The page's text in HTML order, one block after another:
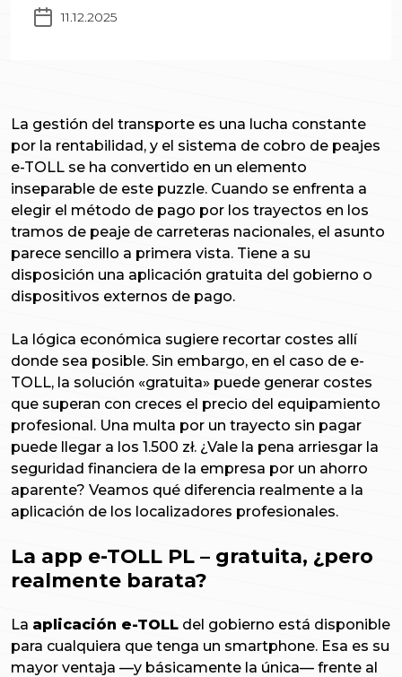
11.12.2025
La gestión del transporte es una lucha constante
por la rentabilidad, y el sistema de cobro de peajes
e-TOLL se ha convertido en un elemento
inseparable de este puzzle. Cuando se enfrenta a
elegir el método de pago por los trayectos en los
tramos de peaje de carreteras nacionales, el asunto
parece sencillo a primera vista. Tiene a su
disposición una aplicación gratuita del gobierno o
dispositivos externos de pago.
La lógica económica sugiere recortar costes allí
donde sea posible. Sin embargo, en el caso de e-
TOLL, la solución «gratuita» puede generar costes
que superan con creces el precio del equipamiento
profesional. Una multa por un trayecto sin pagar
puede llegar a los 1.500 zł. ¿Vale la pena arriesgar la
seguridad financiera de la empresa por un ahorro
aparente? Veamos qué diferencia realmente a la
aplicación de los localizadores profesionales.
La app e-TOLL PL – gratuita, ¿pero
realmente barata?
La aplicación e-TOLL del gobierno está disponible
para cualquiera que tenga un smartphone. Esa es su
mayor ventaja —y básicamente la única— frente al